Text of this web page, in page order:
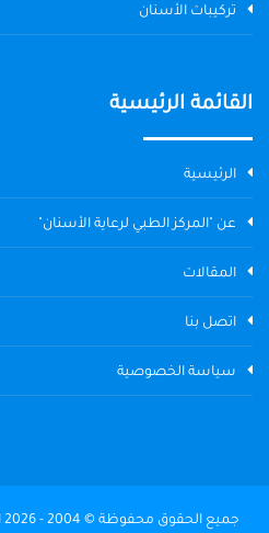
تركيبات الأسنان
القائمة الرئيسية
الرئيسية
عن "المركز الطبي لرعاية الأسنان"
المقالات
اتصل بنا
سياسة الخصوصية